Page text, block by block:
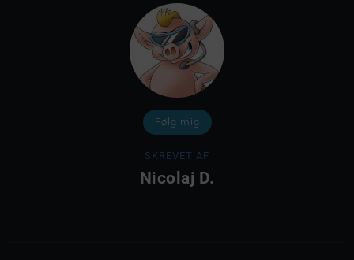
Følg mig
SKREVET AF
Nicolaj D.